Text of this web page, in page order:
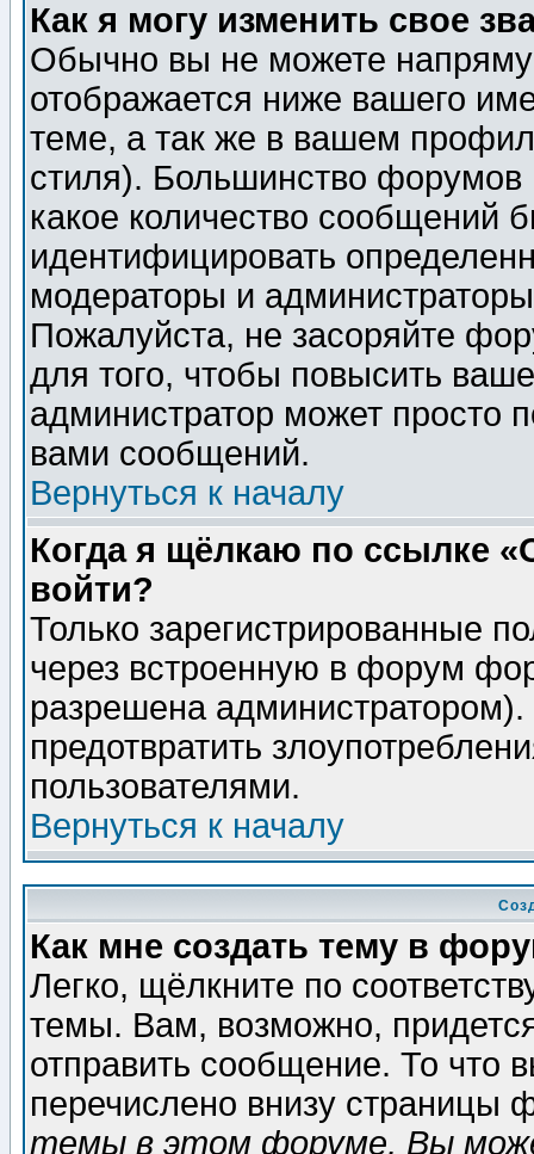
Как я могу изменить свое
Обычно вы не можете
отображается ниже вашего
теме, а так же в вашем
стиля). Большинство форумов
какое количество сообщений
идентифицировать
модераторы и
Пожалуйста, не засоряйте
для того, чтобы повысить
администратор может просто
вами сообщений.
Вернуться к началу
Когда я щёлкаю по ссылке
войти?
Только зарегистрированные
через встроенную в форум
разрешена
предотвратить
пользователями.
Вернуться к началу
Как мне создать тему в
Легко, щёлкните по
темы. Вам, возможно,
отправить сообщение. То что
перечислено внизу страницы
темы в этом форуме, Вы